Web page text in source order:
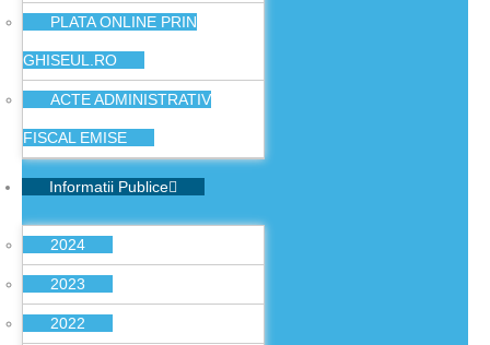
PLATA ONLINE PRIN
GHISEUL.RO
ACTE ADMINISTRATIV
FISCAL EMISE
Informatii Publice
2024
2023
2022